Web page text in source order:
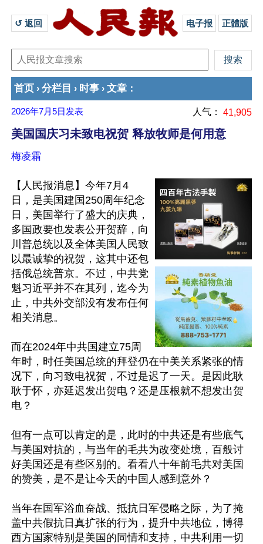
↺ 返回 电子报 正體版
首页 › 分栏目 › 时事 › 文章 ：
2026年7月5日 发表 人气： 41,905
美国国庆习未致电祝贺 释放牧师是何用意
梅凌霜
【人民报消息】今年7月4
日，是美国建国250周年纪念
日，美国举行了盛大的庆典，
多国政要也发表公开贺辞，向
川普总统以及全体美国人民致
以最诚挚的祝贺，这其中还包
括俄总统普京。不过，中共党
魁习近平并不在其列，迄今为
止，中共外交部没有发布任何
相关消息。
而在2024年中共国建立75周
年时，时任美国总统的拜登仍在中美关系紧张的情
况下，向习致电祝贺，不过是迟了一天。是因此耿
耿于怀，亦延迟发出贺电？还是压根就不想发出贺
电？
但有一点可以肯定的是，此时的中共还是有些底气
与美国对抗的，与当年的毛共为改变处境，百般讨
好美国还是有些区别的。看看八十年前毛共对美国
的赞美，是不是让今天的中国人感到意外？
当年在国军浴血奋战、抵抗日军侵略之际，为了掩
盖中共假抗日真扩张的行为，提升中共地位，博得
西方国家特别是美国的同情和支持，中共利用一切